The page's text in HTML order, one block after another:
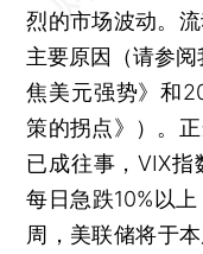
烈的市场波动。
主要原因（请参
焦美元强势》和
策的拐点》）。
已成往事，VIX指
每日急跌10%以
周，美联储将于